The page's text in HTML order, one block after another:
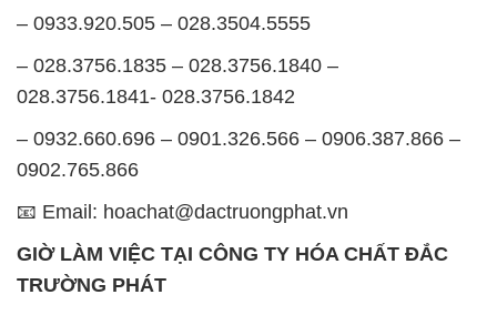
– 0933.920.505 – 028.3504.5555
– 028.3756.1835 – 028.3756.1840 –
028.3756.1841- 028.3756.1842
– 0932.660.696 – 0901.326.566 – 0906.387.866 –
0902.765.866
📧 Email: hoachat@dactruongphat.vn
GIỜ LÀM VIỆC TẠI CÔNG TY HÓA CHẤT ĐẮC
TRƯỜNG PHÁT